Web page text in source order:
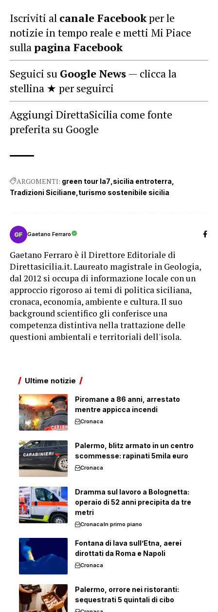
Iscriviti al canale Facebookper le
notizie in tempo reale e metti Mi Piace
sullapagina Facebook
Seguici su Google News — clicca la
stellina ★ per seguirci
Aggiungi DirettaSicilia come fonte
preferita su Google
ARGOMENTI: green tour la7 sicilia entroterra
Tradizioni Siciliane turismo sostenibile sicilia
Gaetano Ferraro
Gaetano Ferraro è il Direttore Editoriale di
Direttasicilia.it. Laureato magistrale in Geologia,
dal 2012 si occupa di informazione locale con un
approccio rigoroso ai temi di politica siciliana,
cronaca, economia, ambiente e cultura. Il suo
background scientifico gli conferisce una
competenza distintiva nella trattazione delle
questioni ambientali e territoriali dell'isola.
Ultime notizie
Piromane a 86 anni, arrestato
mentre appicca incendi
Cronaca
Palermo, blitz armato in un centro
scommesse: rapinati 5mila euro
Cronaca
Dramma sul lavoro a Bolognetta:
operaio di 52 anni precipita da tre
metri
CronacaIn primo piano
Fontana di lava sull’Etna, aerei
dirottati da Roma e Napoli
Cronaca
Palermo, orrore nei ristoranti:
sequestrati 5 quintali di cibo